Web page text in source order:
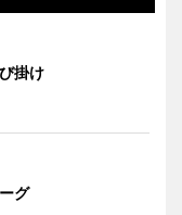
掛け
グ